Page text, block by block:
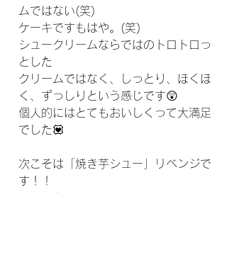
ムではない(笑)
ケーキですもはや。(笑)
シュークリームならではのトロトロっ
とした
クリームではなく、しっとり、ほくほ
く、ずっしりという感じです😲
個人的にはとてもおいしくって大満足
でした💟
次こそは「焼き芋シュー」リベンジで
す！！